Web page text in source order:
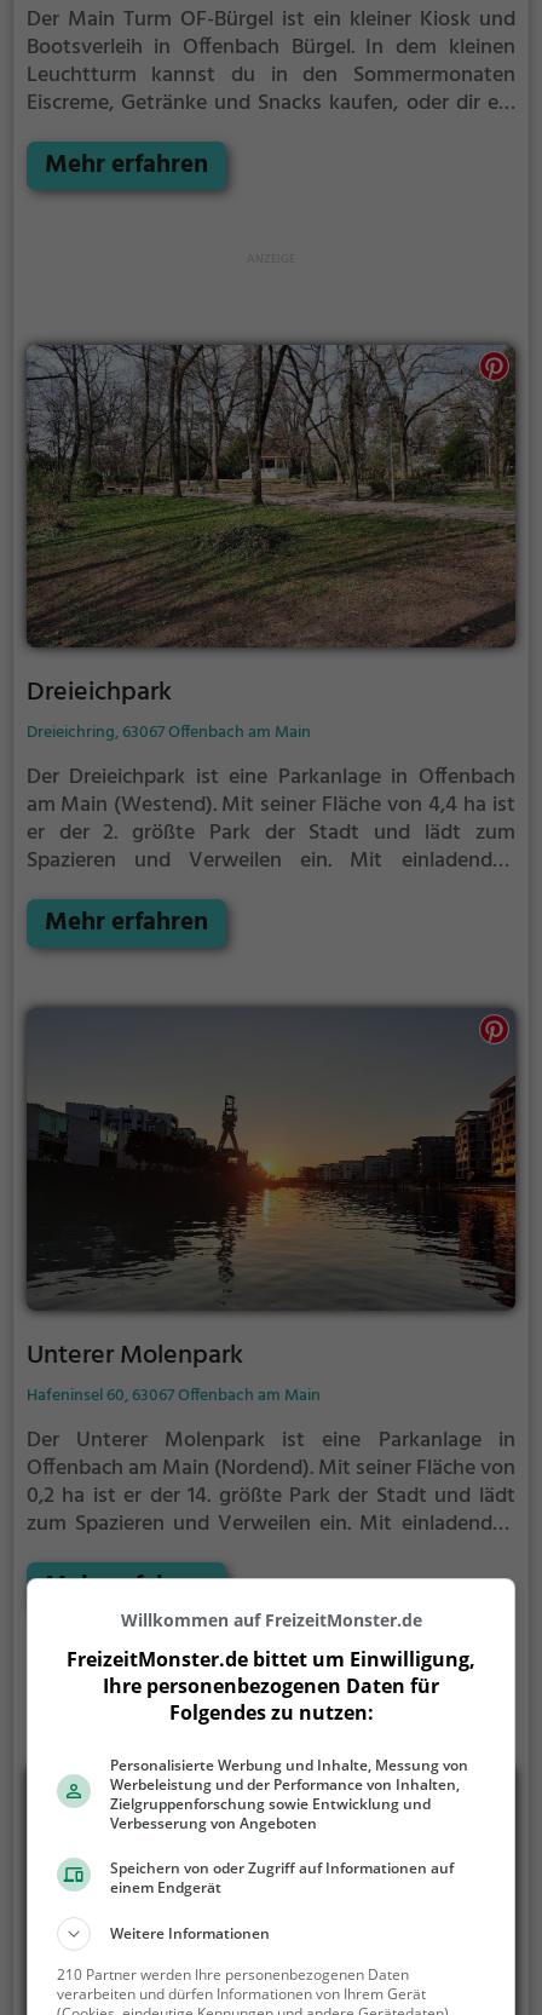
Der Main Turm OF-Bürgel ist ein kleiner Kiosk und
Bootsverleih in Offenbach Bürgel. In dem kleinen
Leuchtturm kannst du in den Sommermonaten
Eiscreme, Getränke und Snacks kaufen, oder dir ein
ausleihen.
Mehr erfahren
Dreieichpark
Dreieichring, 63067 Offenbach am Main
Der Dreieichpark ist eine Parkanlage in Offenbach
am Main (Westend).Mit seiner Fläche von 4,4 ha ist
er der 2. größte Park der Stadt und lädt zum
Spazieren und Verweilen ein. Mit einladenden
Dreieichpark zahlreiche Möglichkeiten zur
Entspannung.
Mehr erfahren
Unterer Molenpark
Hafeninsel 60, 63067 Offenbach am Main
Der Unterer Molenpark ist eine Parkanlage in
Offenbach am Main (Nordend).Mit seiner Fläche von
0,2 ha ist er der 14. größte Park der Stadt und lädt
zum Spazieren und Verweilen ein. Mit einladenden
Unterer Molenpark zahlreiche Möglichkeiten zur
Entspannung.
Mehr erfahren
Willkommen auf FreizeitMonster.de
FreizeitMonster.de bittet um Einwilligung,
Ihre personenbezogenen Daten für
Folgendes zu nutzen:
Personalisierte Werbung und Inhalte, Messung von
Werbeleistung und der Performance von Inhalten,
Zielgruppenforschung sowie Entwicklung und
Verbesserung von Angeboten
Speichern von oder Zugriff auf Informationen auf
einem Endgerät
Weitere Informationen
210 Partner werden Ihre personenbezogenen Daten
verarbeiten und dürfen Informationen von Ihrem Gerät